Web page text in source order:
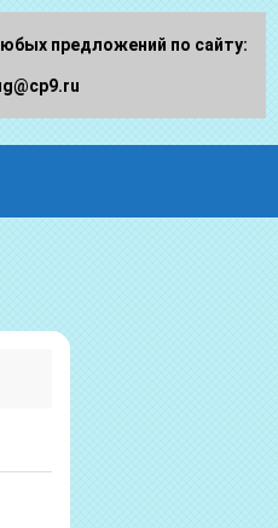
предложений по сайту: